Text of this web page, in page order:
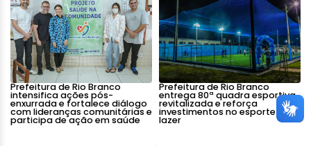
Prefeitura de Rio Branco
intensifica ações pós-
enxurrada e fortalece diálogo
com lideranças comunitárias e
participa de ação em saúde
Prefeitura de Rio Branco
entrega 80ª quadra esportiva
revitalizada e reforça
investimentos no esporte e
lazer